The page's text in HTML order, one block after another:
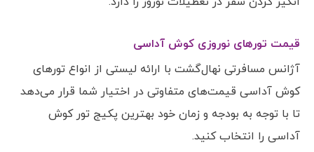
قیمت تورهای نوروزی کوش آداسی
آژانس مسافرتی نهال‌گشت با ارائه لیستی از انواع تورهای
کوش آداسی قیمت‌های متفاوتی در اختیار شما قرار می‌دهد
تا با توجه به بودجه و زمان خود بهترین پکیج تور کوش
آداسی را انتخاب کنید.